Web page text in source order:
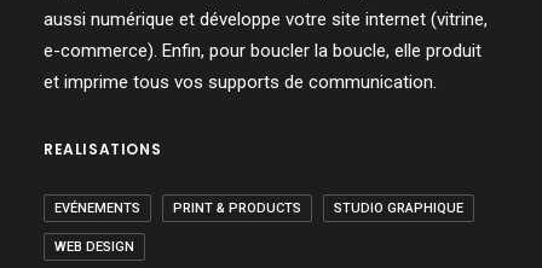
aussi numérique et développe votre site internet (vitrine,
e-commerce). Enfin, pour boucler la boucle, elle produit
et imprime tous vos supports de communication.
REALISATIONS
EVÉNEMENTS PRINT & PRODUCTS STUDIO GRAPHIQUE
WEB DESIGN